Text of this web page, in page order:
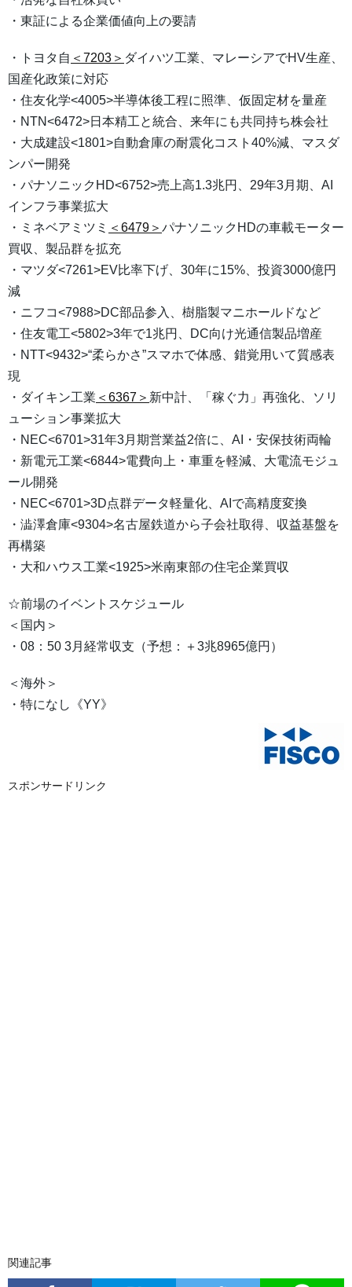
・東証による企業価値向上の要請
・トヨタ自 ＜7203＞ ダイハツ工業、マレーシアでHV生産、
国産化政策に対応
・住友化学<4005>半導体後工程に照準、仮固定材を量産
・NTN<6472>日本精工と統合、来年にも共同持ち株会社
・大成建設<1801>自動倉庫の耐震化コスト40%減、マスダ
ンパー開発
・パナソニックHD<6752>売上高1.3兆円、29年3月期、AI
インフラ事業拡大
・ミネベアミツミ ＜6479＞ パナソニックHDの車載モーター
買収、製品群を拡充
・マツダ<7261>EV比率下げ、30年に15%、投資3000億円
減
・ニフコ<7988>DC部品参入、樹脂製マニホールドなど
・住友電工<5802>3年で1兆円、DC向け光通信製品増産
・NTT<9432>“柔らかさ”スマホで体感、錯覚用いて質感表
現
・ダイキン工業 ＜6367＞ 新中計、「稼ぐ力」再強化、ソリ
ューション事業拡大
・NEC<6701>31年3月期営業益2倍に、AI・安保技術両輪
・新電元工業<6844>電費向上・車重を軽減、大電流モジュ
ール開発
・NEC<6701>3D点群データ軽量化、AIで高精度変換
・澁澤倉庫<9304>名古屋鉄道から子会社取得、収益基盤を
再構築
・大和ハウス工業<1925>米南東部の住宅企業買収
☆前場のイベントスケジュール
＜国内＞
・08：50 3月経常収支（予想：＋3兆8965億円）
＜海外＞
・特になし《YY》
スポンサードリンク
関連記事